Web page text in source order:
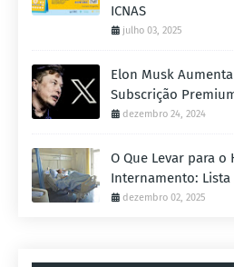
ICNAS
julho 03, 2025
Elon Musk
Subscrição
dezembro 24, 2024
O Que Levar para o
Internamento: Lista
dezembro 02, 2025